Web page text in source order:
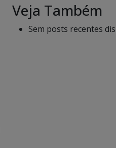
Veja Também
Sem posts recentes